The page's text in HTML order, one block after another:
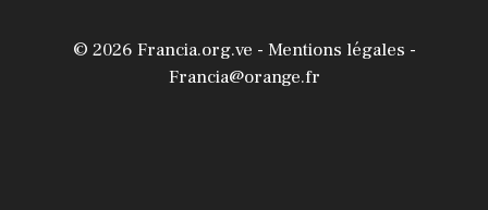
© 2026 Francia.org.ve - Mentions légales -
Francia@orange.fr